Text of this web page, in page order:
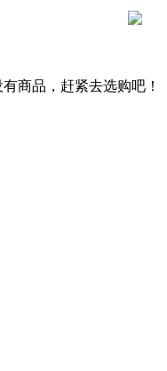
商品，赶紧去选购吧！